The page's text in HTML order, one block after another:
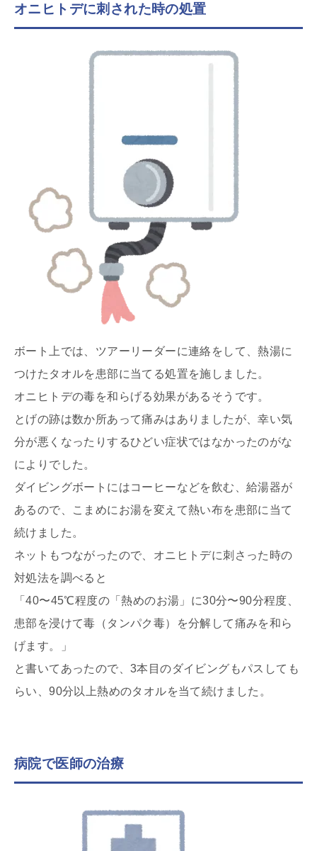
オニヒトデに刺された時の処置
ボート上では、ツアーリーダーに連絡をして、熱湯に
つけたタオルを患部に当てる処置を施しました。
オニヒトデの毒を和らげる効果があるそうです。
とげの跡は数か所あって痛みはありましたが、幸い気
分が悪くなったりするひどい症状ではなかったのがな
によりでした。
ダイビングボートにはコーヒーなどを飲む、給湯器が
あるので、こまめにお湯を変えて熱い布を患部に当て
続けました。
ネットもつながったので、オニヒトデに刺さった時の
対処法を調べると
「40〜45℃程度の「熱めのお湯」に30分〜90分程度、
患部を浸けて毒（タンパク毒）を分解して痛みを和ら
げます。」
と書いてあったので、3本目のダイビングもパスしても
らい、90分以上熱めのタオルを当て続けました。
病院で医師の治療